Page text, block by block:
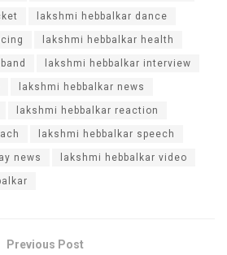
lakshmi hebbalkar dance
lakshmi hebbalkar health
lakshmi hebbalkar interview
lakshmi hebbalkar news
lakshmi hebbalkar reaction
lakshmi hebbalkar speech
news lakshmi hebbalkar video
Previous Post